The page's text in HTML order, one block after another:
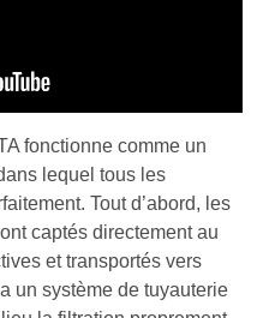
fonctionne comme un
lequel tous les
Tout d’abord, les
captés directement au
et transportés vers
un système de tuyauterie